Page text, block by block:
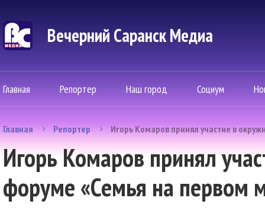
Вечерний Саранск Mедиа
Главная Репортер Наш город Социум
Главная Репортер Игорь Комаров принял участие в
Игорь Комаров принял
форуме «Семья на первом